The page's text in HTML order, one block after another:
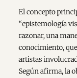
El concepto
“epistemología
razonar, una
conocimiento,
artistas
Según afirma, la